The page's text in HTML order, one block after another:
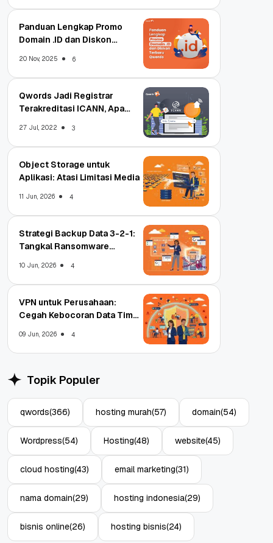
Panduan Lengkap Promo
Domain .ID dan Diskon
20 Nov, 2025 6
Qwords Jadi Registrar
Terakreditasi ICANN, Apa
27 Jul, 2022 3
Object Storage untuk
Aplikasi: Atasi Limitasi Media
11 Jun, 2026 4
Strategi Backup Data 3-2-1:
Tangkal Ransomware
10 Jun, 2026 4
VPN untuk Perusahaan:
Cegah Kebocoran Data Tim
09 Jun, 2026 4
Topik Populer
qwords(366) hosting murah(57) domain(54)
Wordpress(54) Hosting(48) website(45)
cloud hosting(43) email marketing(31)
nama domain(29) hosting indonesia(29)
bisnis online(26) hosting bisnis(24)